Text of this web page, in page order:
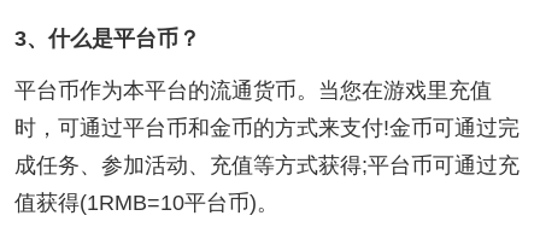
3、什么是平台币？
平台币作为本平台的流通货币。当您在游戏里充值
时，可通过平台币和金币的方式来支付!金币可通过完
成任务、参加活动、充值等方式获得;平台币可通过充
值获得(1RMB=10平台币)。